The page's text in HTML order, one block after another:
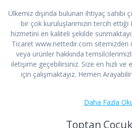
Ülkemiz dışında bulunan ihtiyaç sahibi
bir çok kuruluşlarımızın tercih
hizmetini en kaliteli şekilde
Ticaret www.nettedir.com sitemizden
veya ürünler hakkında
iletişime geçebilirsiniz. Size en hızlı
için çalışmaktayız. Hemen
Daha Fazla
Toptan